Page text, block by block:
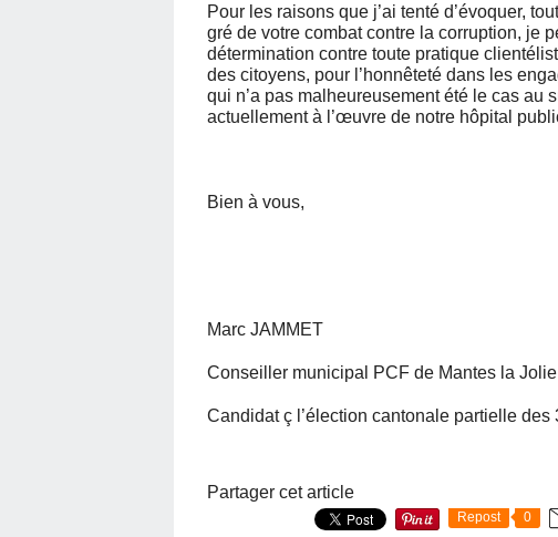
Pour les raisons que j’ai tenté d’évoquer,
gré de votre combat contre la corruption, je
détermination contre toute pratique
des citoyens, pour l’honnêteté dans les
qui n’a pas malheureusement été le cas au
actuellement à l’œuvre de notre hôpital
Bien à vous,
Marc JAMMET
Conseiller municipal PCF de Mantes la Jolie
Candidat ç l’élection cantonale partielle
Partager cet article
Repost 0